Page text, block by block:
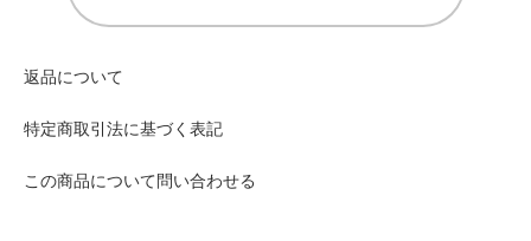
返品について
特定商取引法に基づく表記
この商品について問い合わせる